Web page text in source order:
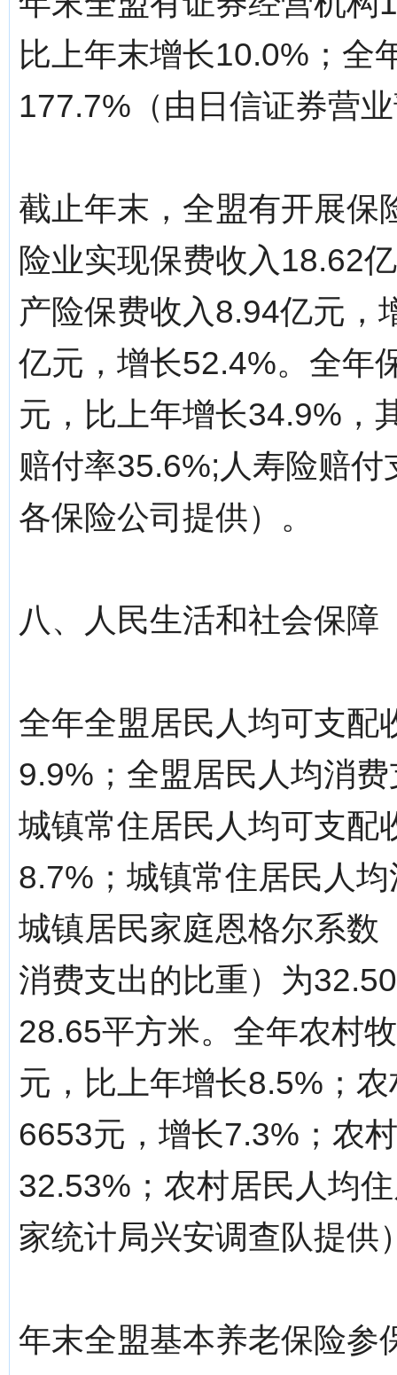
比上年末增长10.0%；全
177.7%（由日信证券营
截止年末，全盟有开展保
险业实现保费收入18.62
产险保费收入8.94亿元，
亿元，增长52.4%。全年
元，比上年增长34.9%，
赔付率35.6%;人寿险赔
各保险公司提供）。
八、人民生活和社会保障
全年全盟居民人均可支配
9.9%；全盟居民人均消
城镇常住居民人均可支配
8.7%；城镇常住居民人
城镇居民家庭恩格尔系数
消费支出的比重）为
28.65平方米。全年农村
元，比上年增长8.5%；
6653元，增长7.3%；农
32.53%；农村居民人均
家统计局兴安调查队提供
年末全盟基本养老保险参